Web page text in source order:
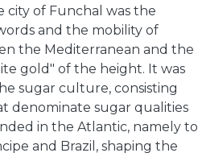
city of Funchal was the
and the mobility of
the Mediterranean and the
gold" of the height. It was
sugar culture, consisting
denominate sugar qualities
in the Atlantic, namely to
and Brazil, shaping the